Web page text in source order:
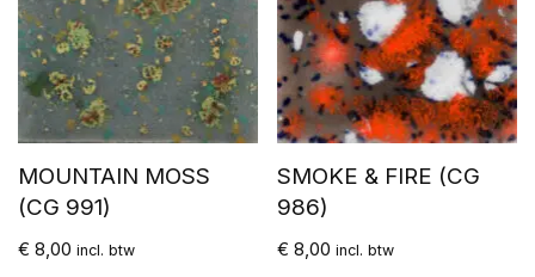
MOUNTAIN MOSS
(CG 991)
€ 8,00 incl. btw
SMOKE & FIRE (CG
986)
€ 8,00 incl. btw